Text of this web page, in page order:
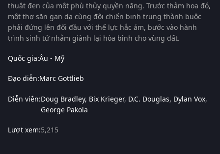
thuật đen của một phù thủy quyền năng. Trước thảm họa đó,
một thợ săn gan dạ cùng đội chiến binh trung thành buộc
phải đứng lên đối đầu với thế lực hắc ám, bước vào hành
trình sinh tử nhằm giành lại hòa bình cho vùng đất.
Quốc gia:Âu - Mỹ
Đạo diễn:Marc Gottlieb
Diễn viên:Doug Bradley Bix Krieger D.C. Douglas Dylan Vox
George Pakola
Lượt xem:5,215